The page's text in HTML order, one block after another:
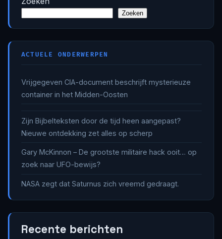
Zoeken
ACTUELE ONDERWERPEN
Vrijgegeven CIA-document beschrijft mysterieuze
container in het Midden-Oosten
Zijn Bijbelteksten door de tijd heen aangepast?
Nieuwe ontdekking zet alles op scherp
Gary McKinnon – De grootste militaire hack ooit… op
zoek naar UFO-bewijs?
NASA zegt dat Saturnus zich vreemd gedraagt.
Recente berichten